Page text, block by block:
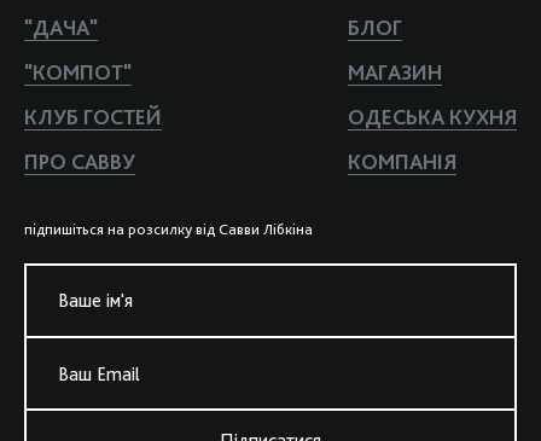
"ДАЧА"
"КОМПОТ"
КЛУБ ГОСТЕЙ
ПРО САВВУ
БЛОГ
МАГАЗИН
ОДЕСЬКА КУХНЯ
КОМПАНIЯ
пiдпишiться на розсилку вiд Савви Лiбкiна
Ваше iм'я
Ваш Email